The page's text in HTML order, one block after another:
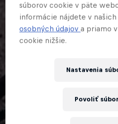
súborov cookie v päte
informácie nájdete v našich
osobných údajova priamo
cookie nižšie.
Nastavenia
Povoliť